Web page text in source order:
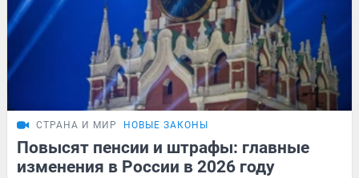
СТРАНА И МИР НОВЫЕ ЗАКОНЫ
Повысят пенсии и штрафы: главные
изменения в России в 2026 году